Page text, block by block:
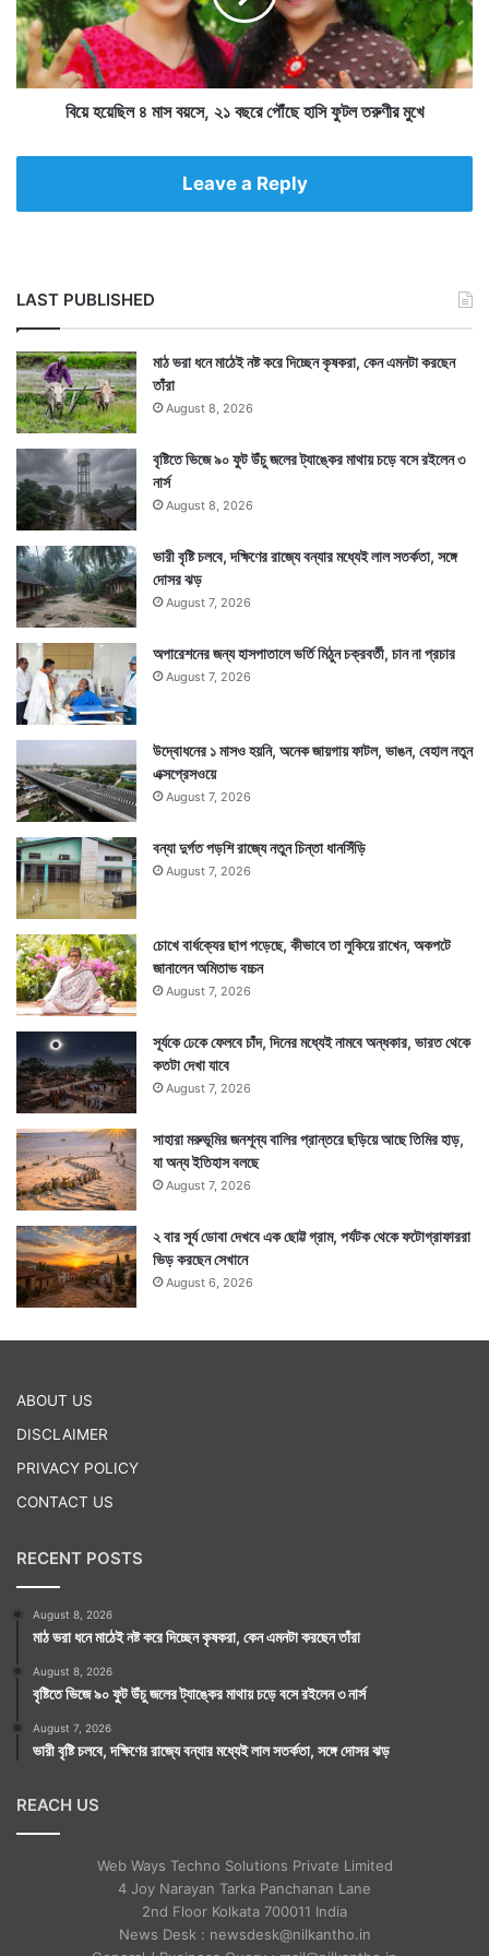
প্রাচীন যুগের এই পাখির নাম নর্দার্ন বল্ড আইবিস। লম্বা চঞ্চু,
মাথায় কোনও পালক নেই, দেখেই বোঝা যায় এ পাখির মধ্যে একটা
প্রাচীন পাখিদের ছোঁয়া রয়েছে।
৩০০ বছর হারিয়ে থাকার পর ফের তারা ফিরছে ইউরোপে। তাদের
অতি বিরল প্রাণির তালিকা থেকে সরিয়ে বিরল পাখির তালিকায় নিয়ে
আসা হয়েছে।
একসময় এই পাখি প্রচুর শিকার হওয়ায় এরা হারিয়ে যায় ইউরোপ
থেকে। ৩০০ বছর তাদের না দেখা পেয়ে তাদের কথা ভুলেই
গিয়েছিলেন সকলে। পরে মরক্কোতে তাদের আত্মপ্রকাশ পুরো চিত্র
বদলে দেয়।
ই
চি
ঠি
সং
র
স্থা
ল
৪
মা
স
সে
রে
ছে
হা
সি
ফু
ট
ল
ত
রু
ণী
র
মু
খে
বিয়ে হয়েছিল ৪ মাস বয়সে, ২১ বছরে পৌঁছে হাসি ফুটল তরুণীর মুখে
Leave a Reply
LAST PUBLISHED
মাঠ ভরা ধনে মাঠেই নষ্ট করে দিচ্ছেন কৃষকরা, কেন এমনটা করছেন
তাঁরা
August 8, 2026
বৃষ্টিতে ভিজে ৯০ ফুট উঁচু জলের ট্যাঙ্কের মাথায় চড়ে বসে রইলেন ৩
নার্স
August 8, 2026
ভারী বৃষ্টি চলবে, দক্ষিণের রাজ্যে বন্যার মধ্যেই লাল সতর্কতা, সঙ্গে
দোসর ঝড়
August 7, 2026
অপারেশনের জন্য হাসপাতালে ভর্তি মিঠুন চক্রবর্তী, চান না প্রচার
August 7, 2026
উদ্বোধনের ১ মাসও হয়নি, অনেক জায়গায় ফাটল, ভাঙন, বেহাল নতুন
এক্সপ্রেসওয়ে
August 7, 2026
বন্যা দুর্গত পড়শি রাজ্যে নতুন চিন্তা ধানসিঁড়ি
August 7, 2026
চোখে বার্ধক্যের ছাপ পড়েছে, কীভাবে তা লুকিয়ে রাখেন, অকপটে
জানালেন অমিতাভ বচ্চন
August 7, 2026
সূর্যকে ঢেকে ফেলবে চাঁদ, দিনের মধ্যেই নামবে অন্ধকার, ভারত থেকে
কতটা দেখা যাবে
August 7, 2026
সাহারা মরুভূমির জনশূন্য বালির প্রান্তরে ছড়িয়ে আছে তিমির হাড়,
যা অন্য ইতিহাস বলছে
August 7, 2026
২ বার সূর্য ডোবা দেখবে এক ছোট্ট গ্রাম, পর্যটক থেকে ফটোগ্রাফাররা
ভিড় করছেন সেখানে
August 6, 2026
ABOUT US
DISCLAIMER
PRIVACY POLICY
CONTACT US
RECENT POSTS
August 8, 2026
মাঠ ভরা ধনে মাঠেই নষ্ট করে দিচ্ছেন কৃষকরা, কেন এমনটা করছেন তাঁরা
August 8, 2026
বৃষ্টিতে ভিজে ৯০ ফুট উঁচু জলের ট্যাঙ্কের মাথায় চড়ে বসে রইলেন ৩ নার্স
August 7, 2026
ভারী বৃষ্টি চলবে, দক্ষিণের রাজ্যে বন্যার মধ্যেই লাল সতর্কতা, সঙ্গে দোসর ঝড়
REACH US
Web Ways Techno Solutions Private Limited
4 Joy Narayan Tarka Panchanan Lane
2nd Floor Kolkata 700011 India
News Desk : newsdesk@nilkantho.in